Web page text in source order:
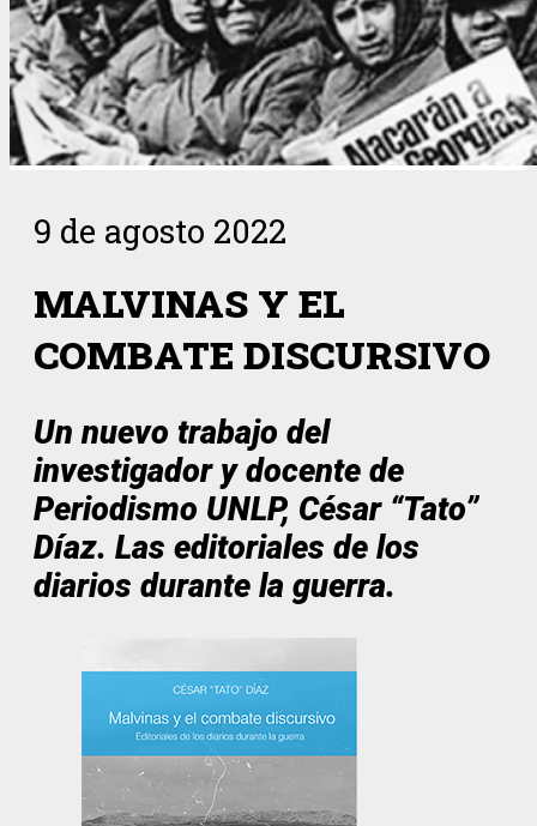
9 de agosto 2022
MALVINAS Y EL
COMBATE DISCURSIVO
Un nuevo trabajo del
investigador y docente de
Periodismo UNLP, César “Tato”
Díaz. Las editoriales de los
diarios durante la guerra.